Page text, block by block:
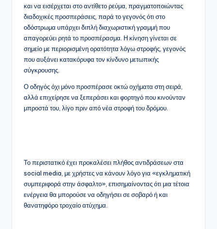
και να εισέρχεται στο αντίθετο ρεύμα, πραγματοποιώντας
διαδοχικές προσπεράσεις, παρά το γεγονός ότι στο
οδόστρωμα υπάρχει διπλή διαχωριστική γραμμή που
απαγορεύει ρητά το προσπέρασμα. Η κίνηση γίνεται σε
σημείο με περιορισμένη ορατότητα λόγω στροφής, γεγονός
που αυξάνει κατακόρυφα τον κίνδυνο μετωπικής
σύγκρουσης.
Ο οδηγός όχι μόνο προσπέρασε οκτώ οχήματα στη σειρά,
αλλά επιχείρησε να ξεπεράσει και φορτηγό που κινούνταν
μπροστά του, λίγο πριν από νέα στροφή του δρόμου.
Το περιστατικό έχει προκαλέσει πλήθος αντιδράσεων στα
social media, με χρήστες να κάνουν λόγο για «εγκληματική
συμπεριφορά στην άσφαλτο», επισημαίνοντας ότι μια τέτοια
ενέργεια θα μπορούσε να οδηγήσει σε σοβαρό ή και
θανατηφόρο τροχαίο ατύχημα.